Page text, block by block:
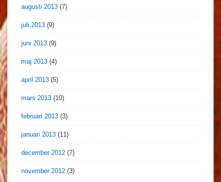
augusti 2013 (7)
juli 2013 (9)
juni 2013 (9)
maj 2013 (4)
april 2013 (5)
mars 2013 (10)
februari 2013 (3)
januari 2013 (11)
december 2012 (7)
november 2012 (3)